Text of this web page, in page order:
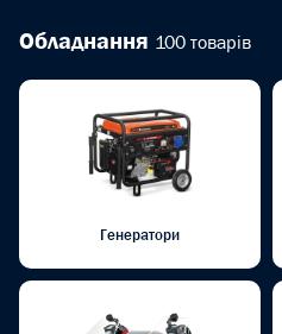
Обладнання 100 товарів
Генератори